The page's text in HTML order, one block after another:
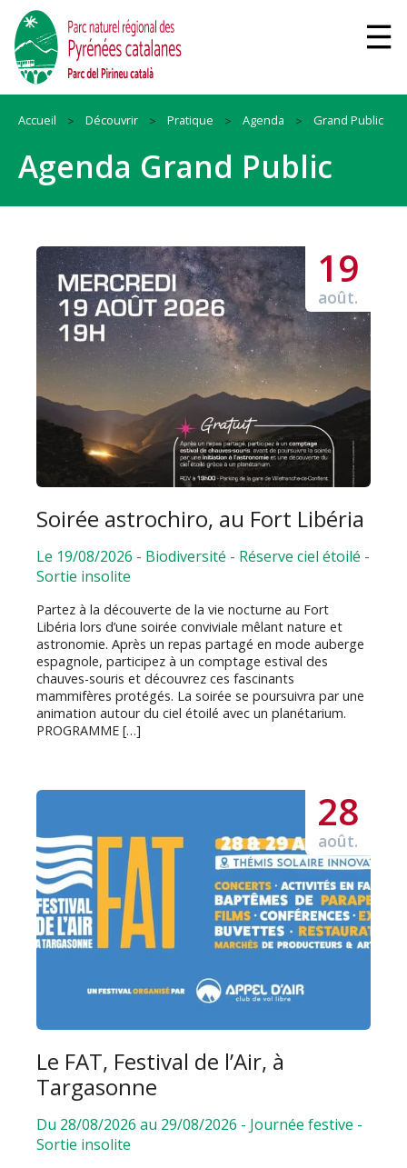
Accueil Découvrir Pratique Agenda Grand Public
Agenda Grand Public
19
août.
Soirée astrochiro, au Fort Libéria
Le 19/08/2026 - Biodiversité - Réserve ciel étoilé -
Sortie insolite
Partez à la découverte de la vie nocturne au Fort
Libéria lors d’une soirée conviviale mêlant nature et
astronomie. Après un repas partagé en mode auberge
espagnole, participez à un comptage estival des
chauves-souris et découvrez ces fascinants
mammifères protégés. La soirée se poursuivra par une
animation autour du ciel étoilé avec un planétarium.
PROGRAMME […]
28
août.
Le FAT, Festival de l’Air, à
Targasonne
Du 28/08/2026 au 29/08/2026 - Journée festive -
Sortie insolite